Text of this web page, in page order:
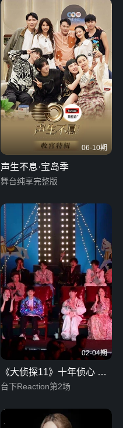
06-10期
声生不息·宝岛季
舞台纯享完整版
02-04期
《大侦探11》十年侦心 新
春演唱会 限定企划
台下Reaction第2场